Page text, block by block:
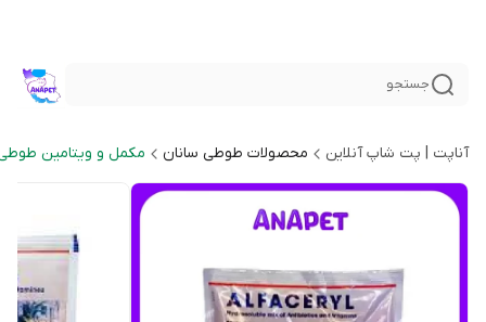
جستجو
آناپت | پت شاپ آنلاین محصولات طوطی سانان مکمل و ویتامین